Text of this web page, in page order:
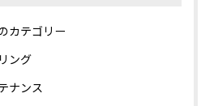
カテゴリー
ング
ナンス